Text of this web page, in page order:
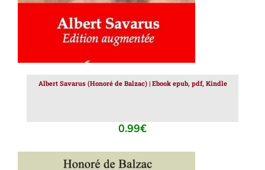
Albert Savarus (Honoré de Balzac) | Ebook epub, pdf, Kindle
0.99€